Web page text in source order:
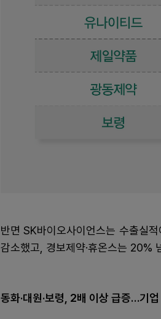
반면 SK바이오사이언스는 수출실
감소했고, 경보제약·휴온스는 20%
동화·대원·보령, 2배 이상 급증…기